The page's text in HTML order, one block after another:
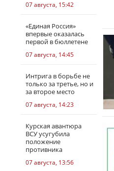
07 августа, 15:42
«Единая Россия»
впервые оказалась
первой в бюллетене
07 августа, 14:45
Интрига в борьбе не
только за третье, но и
за второе место
07 августа, 14:23
Курская авантюра
ВСУ усугубила
положение
противника
07 августа, 13:56